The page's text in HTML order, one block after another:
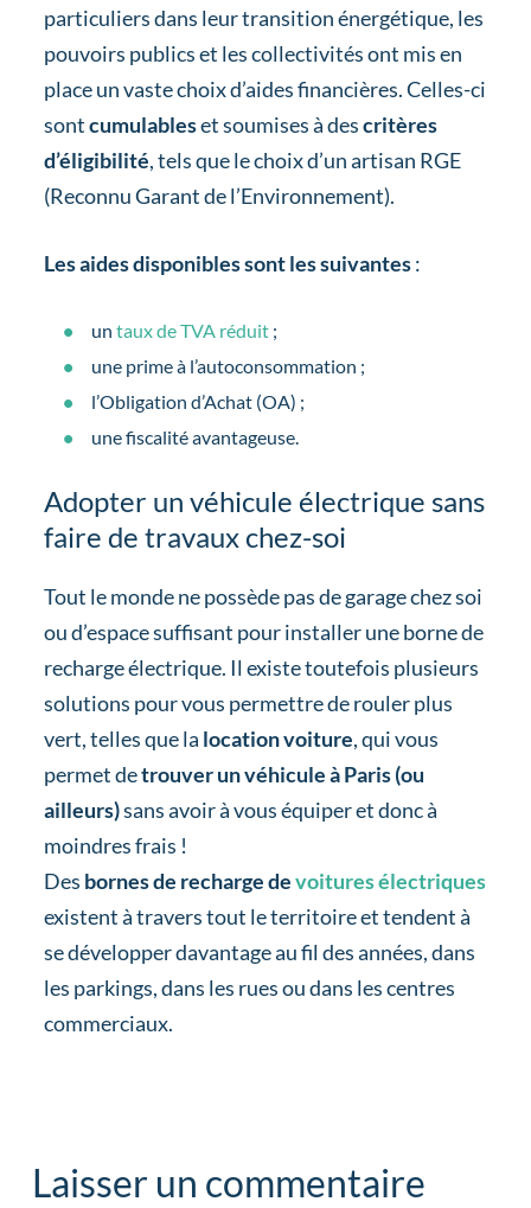
particuliers dans leur transition énergétique, les
pouvoirs publics et les collectivités ont mis en
place un vaste choix d’aides financières. Celles-ci
sontcumulableset soumises à descritères
d’éligibilité, tels que le choix d’un artisan RGE
(Reconnu Garant de l’Environnement).
Les aides disponibles sont les suivantes:
un taux de TVA réduit;
une prime à l’autoconsommation ;
l’Obligation d’Achat (OA) ;
une fiscalité avantageuse.
Adopter un véhicule électrique sans
faire de travaux chez-soi
Tout le monde ne possède pas de garage chez soi
ou d’espace suffisant pour installer une borne de
recharge électrique. Il existe toutefois plusieurs
solutions pour vous permettre de rouler plus
vert, telles que la location voiture, qui vous
permet detrouver un véhicule à Paris (ou
ailleurs)sans avoir à vous équiper et donc à
moindres frais !
Des bornes de recharge devoitures électriques
existent à travers tout le territoire et tendent à
se développer davantage au fil des années, dans
les parkings, dans les rues ou dans les centres
commerciaux.
Laisser un commentaire